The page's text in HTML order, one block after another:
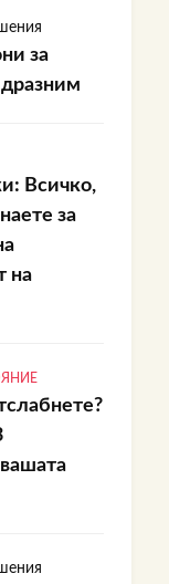
за
Всичко,
за
на